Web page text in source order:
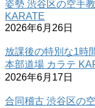
姿勢 渋谷区の空手
KARATE
2026年6月26日
放課後の特別な1時
本部道場 カラテ
2026年6月17日
合同稽古 渋谷区の